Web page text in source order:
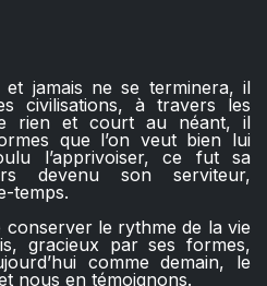
jamais ne se terminera, il
civilisations, à travers les
rien et court au néant, il
que l’on veut bien lui
l’apprivoiser, ce fut sa
devenu son serviteur,
temps.
conserver le rythme de la vie
gracieux par ses formes,
comme demain, le
nous en témoignons.